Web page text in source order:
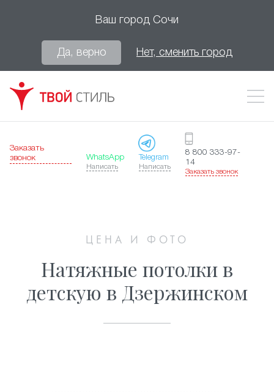
Ваш город Сочи
Да, верно Нет, сменить город
Заказать
звонок
WhatsApp
Написать
Telegram
Написать
8 800 333-97-
14
Заказать звонок
ЦЕНА И ФОТО
Натяжные потолки в
детскую в Дзержинском